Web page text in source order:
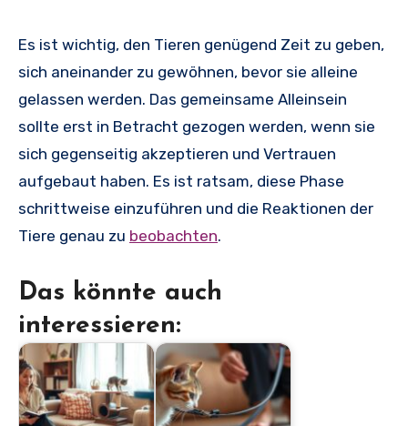
Es ist wichtig, den Tieren genügend Zeit zu geben,
sich aneinander zu gewöhnen, bevor sie alleine
gelassen werden. Das gemeinsame Alleinsein
sollte erst in Betracht gezogen werden, wenn sie
sich gegenseitig akzeptieren und Vertrauen
aufgebaut haben. Es ist ratsam, diese Phase
schrittweise einzuführen und die Reaktionen der
Tiere genau zu beobachten.
Das könnte auch
interessieren: